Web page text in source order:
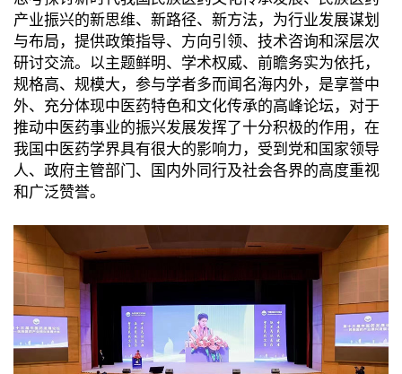
产业振兴的新思维、新路径、新方法，为行业发展谋划
与布局，提供政策指导、方向引领、技术咨询和深层次
研讨交流。以主题鲜明、学术权威、前瞻务实为依托，
规格高、规模大，参与学者多而闻名海内外，是享誉中
外、充分体现中医药特色和文化传承的高峰论坛，对于
推动中医药事业的振兴发展发挥了十分积极的作用，在
我国中医药学界具有很大的影响力，受到党和国家领导
人、政府主管部门、国内外同行及社会各界的高度重视
和广泛赞誉。